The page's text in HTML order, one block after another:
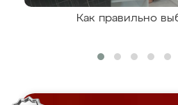
Как правильно